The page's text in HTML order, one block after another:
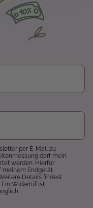
per E-Mail zu
darf mein
werden. Hierfür
meinem Endgerät
Details findest
Widerruf ist